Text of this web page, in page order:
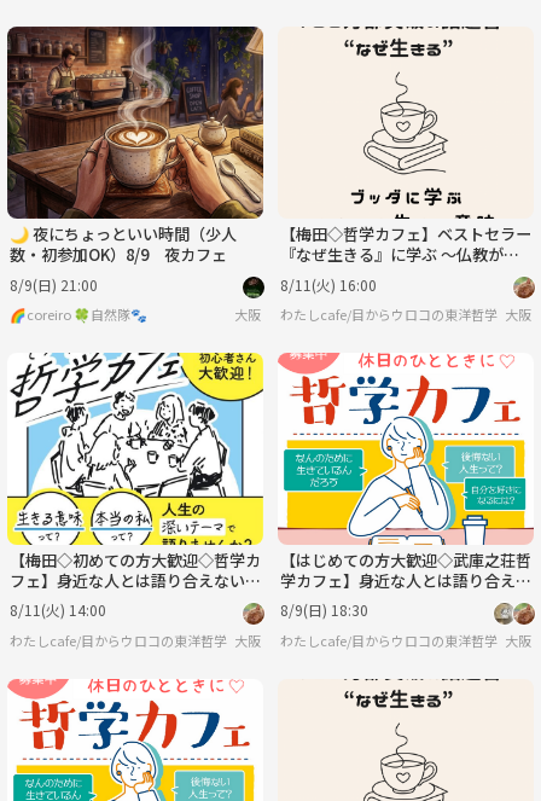
🌙 夜にちょっといい時間（少人
数・初参加OK）8/9 夜カフェ
8/9(日) 21:00
🌈coreiro 🍀自然隊🐾 大阪
【梅田◇哲学カフェ】ベストセラー
『なぜ生きる』に学ぶ ～仏教が明
かす「生きる意味」徹底解説～
8/11(火) 16:00
わたしcafe/目からウロコの東洋哲学 大阪
【梅田◇初めての方大歓迎◇哲学カ
フェ】身近な人とは語り合えない哲
学について語りましょう
8/11(火) 14:00
わたしcafe/目からウロコの東洋哲学 大阪
【はじめての方大歓迎◇武庫之荘哲
学カフェ】身近な人とは語り合えな
い哲学について語りましょう
8/9(日) 18:30
わたしcafe/目からウロコの東洋哲学 大阪